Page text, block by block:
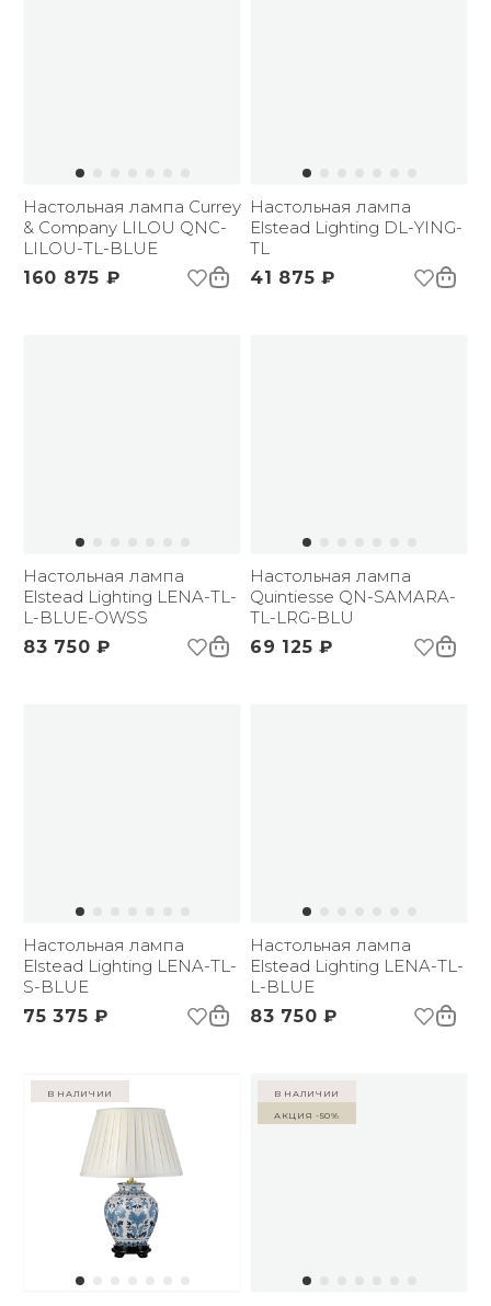
Настольная лампа Currey
& Company LILOU QNC-
LILOU-TL-BLUE
160 875 ₽
Настольная лампа
Elstead Lighting DL-YING-
TL
41 875 ₽
Настольная лампа
Elstead Lighting LENA-TL-
L-BLUE-OWSS
83 750 ₽
Настольная лампа
Quintiesse QN-SAMARA-
TL-LRG-BLU
69 125 ₽
Настольная лампа
Elstead Lighting LENA-TL-
S-BLUE
75 375 ₽
Настольная лампа
Elstead Lighting LENA-TL-
L-BLUE
83 750 ₽
в наличии
в наличии
Акция -50%